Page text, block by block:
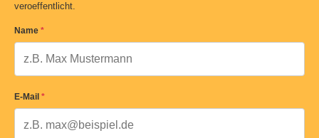
veroeffentlicht.
Name *
E-Mail *